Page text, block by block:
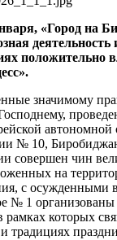
«Город на
деятельность
положительно
значимому
автономной
№ 10,
совершен чин
на
с осужденными
№ 1
рамках которых
традициях